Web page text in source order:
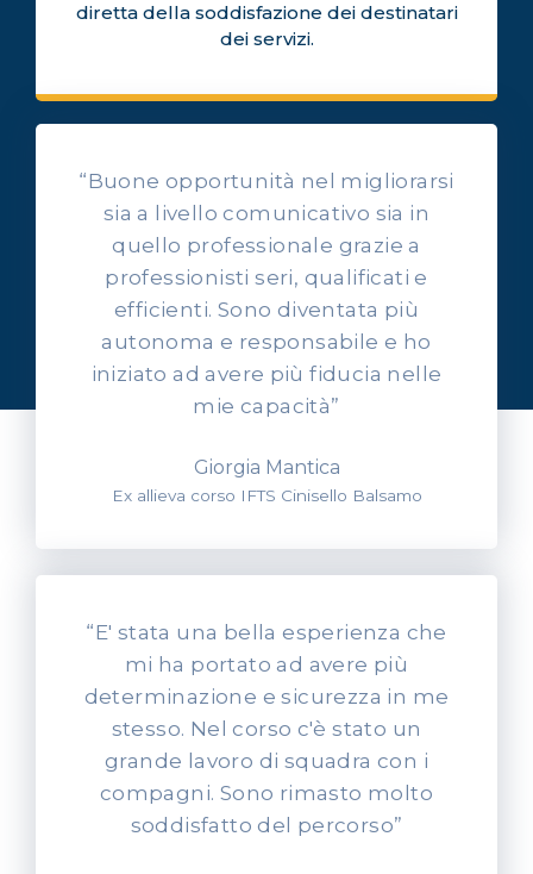
diretta della soddisfazione dei destinatari
dei servizi.
OPINIONI DEI NOSTRI ALLIEVI
Ascolta l'esperienza dei
nostri allievi
“Buone opportunità nel migliorarsi
sia a livello comunicativo sia in
quello professionale grazie a
professionisti seri, qualificati e
efficienti. Sono diventata più
autonoma e responsabile e ho
iniziato ad avere più fiducia nelle
mie capacità”
Giorgia Mantica
Ex allieva corso IFTS Cinisello Balsamo
“E' stata una bella esperienza che
mi ha portato ad avere più
determinazione e sicurezza in me
stesso. Nel corso c'è stato un
grande lavoro di squadra con i
compagni. Sono rimasto molto
soddisfatto del percorso”